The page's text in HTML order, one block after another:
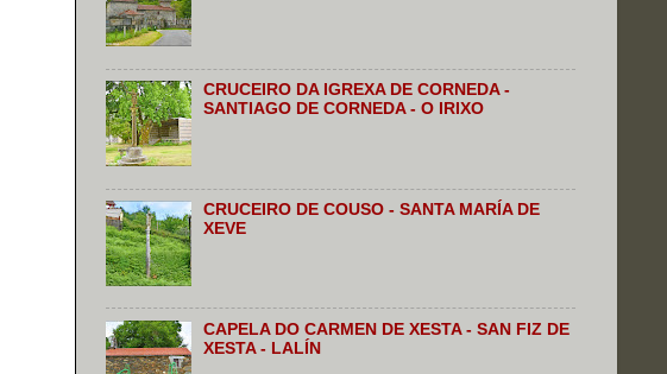
CRUCEIRO DA IGREXA DE CORNEDA -
SANTIAGO DE CORNEDA - O IRIXO
CRUCEIRO DE COUSO - SANTA MARÍA DE
XEVE
CAPELA DO CARMEN DE XESTA - SAN FIZ DE
XESTA - LALÍN